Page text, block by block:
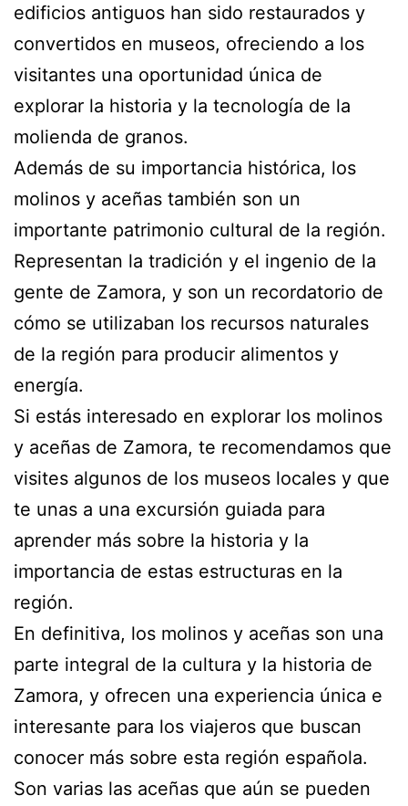
edificios antiguos han sido restaurados y
convertidos en museos, ofreciendo a los
visitantes una oportunidad única de
explorar la historia y la tecnología de la
molienda de granos.
Además de su importancia histórica, los
molinos y aceñas también son un
importante patrimonio cultural de la región.
Representan la tradición y el ingenio de la
gente de Zamora, y son un recordatorio de
cómo se utilizaban los recursos naturales
de la región para producir alimentos y
energía.
Si estás interesado en explorar los molinos
y aceñas de Zamora, te recomendamos que
visites algunos de los museos locales y que
te unas a una excursión guiada para
aprender más sobre la historia y la
importancia de estas estructuras en la
región.
En definitiva, los molinos y aceñas son una
parte integral de la cultura y la historia de
Zamora, y ofrecen una experiencia única e
interesante para los viajeros que buscan
conocer más sobre esta región española.
Son varias las aceñas que aún se pueden